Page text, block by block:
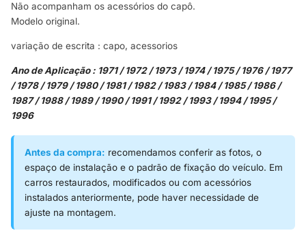
Não acompanham os acessórios do capô.
Modelo original.
variação de escrita : capo, acessorios
Ano de Aplicação : 1971 / 1972 / 1973 / 1974 / 1975 / 1976 / 1977
/ 1978 / 1979 / 1980 / 1981 / 1982 / 1983 / 1984 / 1985 / 1986 /
1987 / 1988 / 1989 / 1990 / 1991 / 1992 / 1993 / 1994 / 1995 /
1996
Antes da compra: recomendamos conferir as fotos, o
espaço de instalação e o padrão de fixação do veículo. Em
carros restaurados, modificados ou com acessórios
instalados anteriormente, pode haver necessidade de
ajuste na montagem.